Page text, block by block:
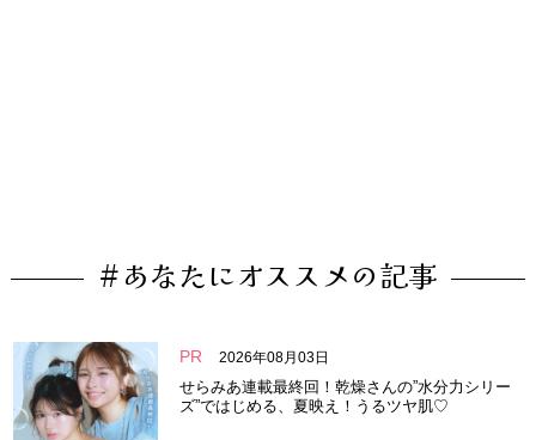
#あなたにオススメの記事
PR 2026年08月03日
せらみあ連載最終回！乾燥さんの”水分力シリー
ズ”ではじめる、夏映え！うるツヤ肌♡